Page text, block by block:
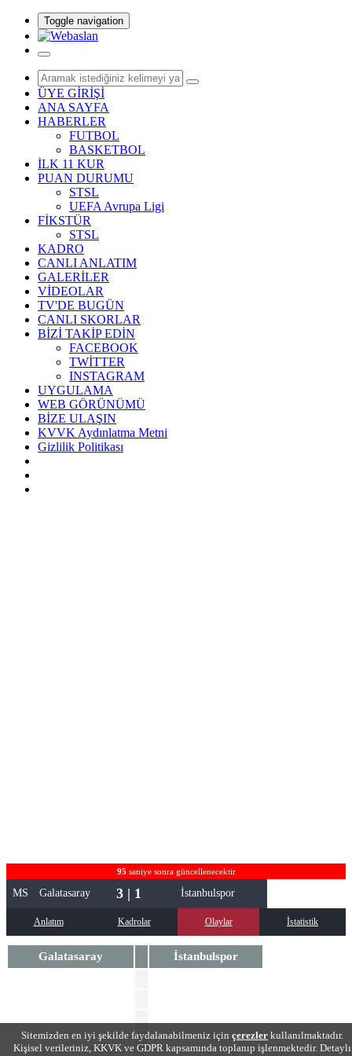
Toggle navigation
ÜYE GİRİŞİ
ANA SAYFA
HABERLER
FUTBOL
BASKETBOL
İLK 11 KUR
PUAN DURUMU
STSL
UEFA Avrupa Ligi
FİKSTÜR
STSL
KADRO
CANLI ANLATIM
GALERİLER
VİDEOLAR
TV'DE BUGÜN
CANLI SKORLAR
BİZİ TAKİP EDİN
FACEBOOK
TWİTTER
INSTAGRAM
UYGULAMA
WEB GÖRÜNÜMÜ
BİZE ULAŞIN
KVVK Aydınlatma Metni
Gizlilik Politikası
95 saniye sonra güncellenecektir
MS Galatasaray 3 | 1 İstanbulspor
Anlatım Kadrolar Olaylar İstatistik
Galatasaray İstanbulspor
Ahmed Kutucu '
Sitemizden en iyi şekilde faydalanabilmeniz için çerezler kullanılmaktadır.
Kişisel verileriniz, KKVK ve GDPR kapsamında toplanıp işlenmektedir. Detaylı